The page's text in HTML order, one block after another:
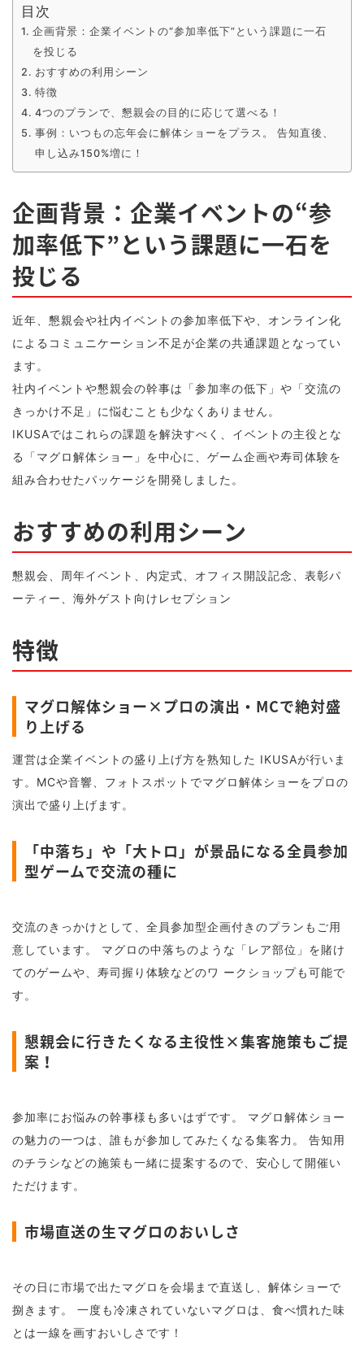
目次
企画背景：企業イベントの“参加率低下”という課題に一石
を投じる
おすすめの利用シーン
特徴
4つのプランで、懇親会の目的に応じて選べる！
事例：いつもの忘年会に解体ショーをプラス。 告知直後、
申し込み150%増に！
企画背景：企業イベントの“参
加率低下”という課題に一石を
投じる
近年、懇親会や社内イベントの参加率低下や、オンライン化
によるコミュニケーション不足が企業の共通課題となってい
ます。
社内イベントや懇親会の幹事は「参加率の低下」や「交流の
きっかけ不足」に悩むことも少なくありません。
IKUSAではこれらの課題を解決すべく、イベントの主役とな
る「マグロ解体ショー」を中心に、ゲーム企画や寿司体験を
組み合わせたパッケージを開発しました。
おすすめの利用シーン
懇親会、周年イベント、内定式、オフィス開設記念、表彰パ
ーティー、海外ゲスト向けレセプション
特徴
マグロ解体ショー×プロの演出・MCで絶対盛
り上げる
運営は企業イベントの盛り上げ方を熟知した IKUSAが行いま
す。MCや音響、フォトスポットでマグロ解体ショーをプロの
演出で盛り上げます。
「中落ち」や「大トロ」が景品になる全員参加
型ゲームで交流の種に
交流のきっかけとして、全員参加型企画付きのプランもご用
意しています。 マグロの中落ちのような「レア部位」を賭け
てのゲームや、寿司握り体験などのワ ークショップも可能で
す。
懇親会に行きたくなる主役性×集客施策もご提
案！
参加率にお悩みの幹事様も多いはずです。 マグロ解体ショー
の魅力の一つは、誰もが参加してみたくなる集客力。 告知用
のチラシなどの施策も一緒に提案するので、安心して開催い
ただけます。
市場直送の生マグロのおいしさ
その日に市場で出たマグロを会場まで直送し、解体ショーで
捌きます。 一度も冷凍されていないマグロは、食べ慣れた味
とは一線を画すおいしさです！